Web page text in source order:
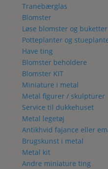
Tranebærglas
Blomster
Løse blomster og buketter
Potteplanter og
Have ting
Blomster beholdere
Blomster KIT
Miniature i metal
Metal figurer / skulpturer
Service til dukkehuset
Metal legetøj
Antikhvid fajance eller
Brugskunst i metal
Metal kit
Andre miniature ting